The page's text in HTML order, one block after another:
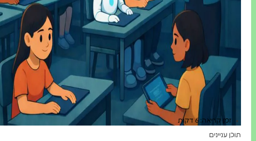
זמן קריאה: 6 דקות
תוכן עניינים